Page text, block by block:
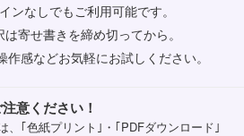
ンなしでもご利用可能です。
は寄せ書きを締め切ってから。
作感などお気軽にお試しください。
意ください！
、｢色紙プリント｣・｢PDFダウンロード｣